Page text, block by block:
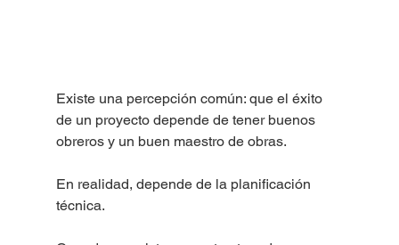
Existe una percepción común: que el éxito
de un proyecto depende de tener buenos
obreros y un buen maestro de obras.
En realidad, depende de la planificación
técnica.